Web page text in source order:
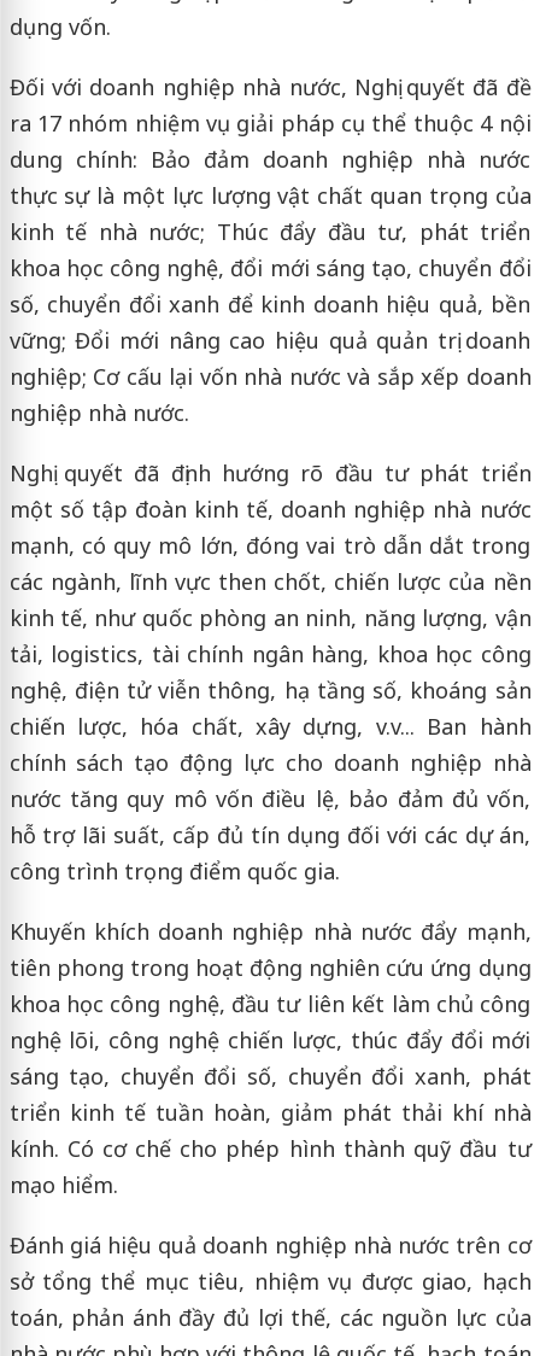
dụng vốn.
Đối với doanh nghiệp nhà nước, Nghị quyết đã đề
ra 17 nhóm nhiệm vụ giải pháp cụ thể thuộc 4 nội
dung chính: Bảo đảm doanh nghiệp nhà nước
thực sự là một lực lượng vật chất quan trọng của
kinh tế nhà nước; Thúc đẩy đầu tư, phát triển
khoa học công nghệ, đổi mới sáng tạo, chuyển đổi
số, chuyển đổi xanh để kinh doanh hiệu quả, bền
vững; Đổi mới nâng cao hiệu quả quản trị doanh
nghiệp; Cơ cấu lại vốn nhà nước và sắp xếp doanh
nghiệp nhà nước.
Nghị quyết đã định hướng rõ đầu tư phát triển
một số tập đoàn kinh tế, doanh nghiệp nhà nước
mạnh, có quy mô lớn, đóng vai trò dẫn dắt trong
các ngành, lĩnh vực then chốt, chiến lược của nền
kinh tế, như quốc phòng an ninh, năng lượng, vận
tải, logistics, tài chính ngân hàng, khoa học công
nghệ, điện tử viễn thông, hạ tầng số, khoáng sản
chiến lược, hóa chất, xây dựng, v.v... Ban hành
chính sách tạo động lực cho doanh nghiệp nhà
nước tăng quy mô vốn điều lệ, bảo đảm đủ vốn,
hỗ trợ lãi suất, cấp đủ tín dụng đối với các dự án,
công trình trọng điểm quốc gia.
Khuyến khích doanh nghiệp nhà nước đẩy mạnh,
tiên phong trong hoạt động nghiên cứu ứng dụng
khoa học công nghệ, đầu tư liên kết làm chủ công
nghệ lõi, công nghệ chiến lược, thúc đẩy đổi mới
sáng tạo, chuyển đổi số, chuyển đổi xanh, phát
triển kinh tế tuần hoàn, giảm phát thải khí nhà
kính. Có cơ chế cho phép hình thành quỹ đầu tư
mạo hiểm.
Đánh giá hiệu quả doanh nghiệp nhà nước trên cơ
sở tổng thể mục tiêu, nhiệm vụ được giao, hạch
toán, phản ánh đầy đủ lợi thế, các nguồn lực của